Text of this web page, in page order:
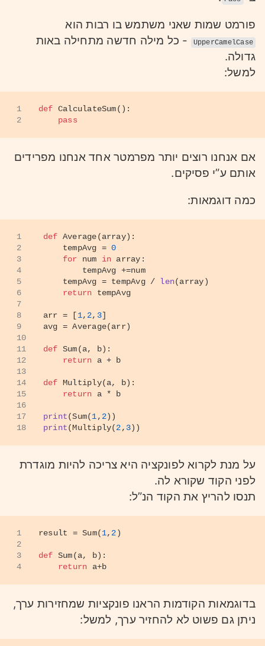
פורמט שמות שאני משתמש בו רבות הוא
UpperCamelCase
- כל מילה חדשה מתחילה באות
גדולה.
למשל:
1
2
def CalculateSum():
pass
אם אנחנו רוצים יותר מפרמטר אחד אנחנו מפרידים
אותם ע”י פסיקים.
כמה דוגמאות:
1
2
3
4
5
6
7
8
9
10
11
12
13
14
15
16
17
18
def Average(array):
    tempAvg =
0
for
num in array:
        tempAvg +=num
    tempAvg = tempAvg /
len(array)
return tempAvg
arr = [1, 2, 3]
avg = Average(arr)
def Sum(a, b):
return a + b
def Multiply(a, b):
return a * b
print(Sum(1, 2))
print(Multiply(2, 3))
על מנת לקרוא לפונקציה היא צריכה להיות מוגדרת
לפני הקוד שקורא לה.
תנסו להריץ את הקוד הנ”ל:
1
2
3
4
result = Sum(1, 2)
def Sum(a, b):
return a+b
בדוגמאות הקודמות הראנו פונקציות שמחזירות ערך,
ניתן גם פשוט לא להחזיר ערך, למשל: